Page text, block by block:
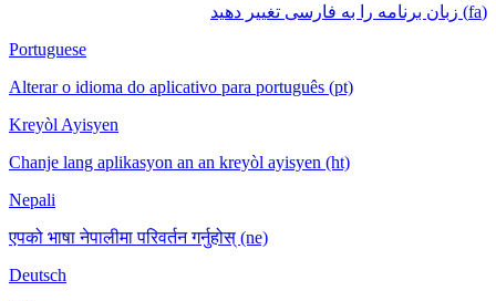
(fa) زبان برنامه را به فارسی تغییر دهید
Portuguese
Alterar o idioma do aplicativo para português (pt)
Kreyòl Ayisyen
Chanje lang aplikasyon an an kreyòl ayisyen (ht)
Nepali
एपको भाषा नेपालीमा परिवर्तन गर्नुहोस् (ne)
Deutsch